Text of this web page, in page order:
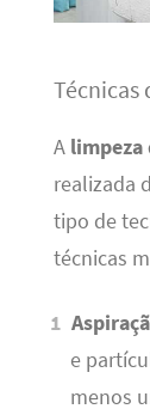
Técnicas
A limpeza
realizada
tipo de
técnicas
e
menos